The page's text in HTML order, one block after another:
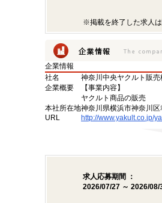
※掲載を終了した求人は
企業情報
社名
神奈川中央ヤクルト販売
企業概要
【事業内容】
ヤクルト商品の販売
本社所在地神奈川県横浜市神奈川
URL
http://www.yakult.co.jp/
求人応募期間 ：
2026/07/27 ～ 2026/08/